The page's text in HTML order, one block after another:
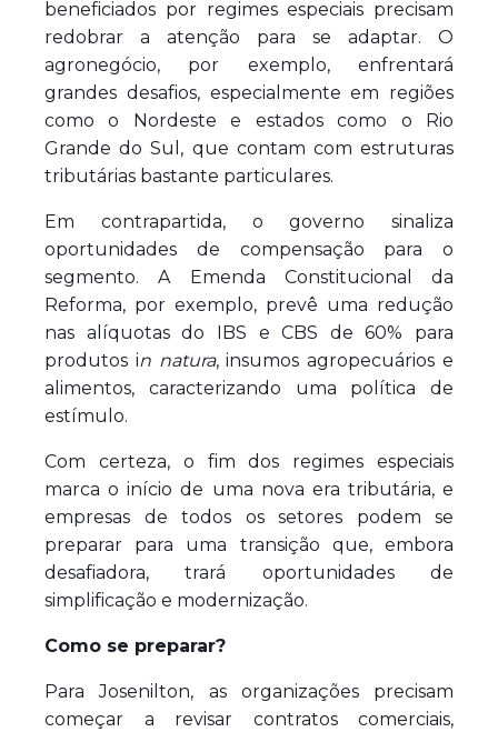
beneficiados por regimes especiais precisam
redobrar a atenção para se adaptar. O
agronegócio, por exemplo, enfrentará
grandes desafios, especialmente em regiões
como o Nordeste e estados como o Rio
Grande do Sul, que contam com estruturas
tributárias bastante particulares.
Em contrapartida, o governo sinaliza
oportunidades de compensação para o
segmento. A Emenda Constitucional da
Reforma, por exemplo, prevê uma redução
nas alíquotas do IBS e CBS de 60% para
produtos in natura, insumos agropecuários e
alimentos, caracterizando uma política de
estímulo.
Com certeza, o fim dos regimes especiais
marca o início de uma nova era tributária, e
empresas de todos os setores podem se
preparar para uma transição que, embora
desafiadora, trará oportunidades de
simplificação e modernização.
Como se preparar?
Para Josenilton, as organizações precisam
começar a revisar contratos comerciais,